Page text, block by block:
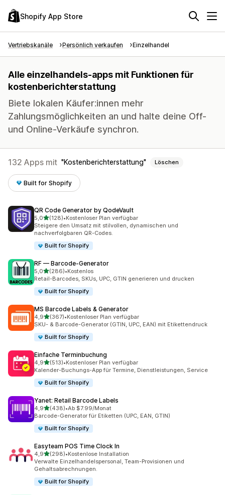
Shopify App Store
Vertriebskanäle Persönlich verkaufen Einzelhandel
Alle einzelhandels-apps mit Funktionen für
kostenberichterstattung
Biete lokalen Käufer:innen mehr
Zahlungsmöglichkeiten an und halte deine Off-
und Online-Verkäufe synchron.
132 Apps mit Kostenberichterstattung Löschen
Built for Shopify
QR Code Generator by QodeVault
5,0von 5 Sternen
(128)
128 Rezensionen insgesamt
•Kostenloser Plan verfügbar
Steigere den Umsatz mit stilvollen, dynamischen und
nachverfolgbaren QR-Codes.
Built for Shopify
RF — Barcode‑Generator
5,0von 5 Sternen
(286)
286 Rezensionen insgesamt
•Kostenlos
Retail-Barcodes, SKUs, UPC, GTIN generieren und drucken
Built for Shopify
MS Barcode Labels & Generator
4,9von 5 Sternen
(367)
367 Rezensionen insgesamt
•Kostenloser Plan verfügbar
SKU- & Barcode-Generator (GTIN, UPC, EAN) mit Etikettendruck
Built for Shopify
Einfache Terminbuchung
4,9von 5 Sternen
(513)
513 Rezensionen insgesamt
•Kostenloser Plan verfügbar
Kalender-Buchungs-App für Termine, Dienstleistungen, Service
Built for Shopify
Yanet: Retail Barcode Labels
4,9von 5 Sternen
(438)
438 Rezensionen insgesamt
•Ab $7.99/Monat
Barcode-Generator für Etiketten (UPC, EAN, GTIN)
Built for Shopify
Easyteam POS Time Clock In
4,9von 5 Sternen
(298)
298 Rezensionen insgesamt
•Kostenlose Installation
Verwalte Einzelhandelspersonal, Team-Provisionen und
Gehaltsabrechnungen.
Built for Shopify